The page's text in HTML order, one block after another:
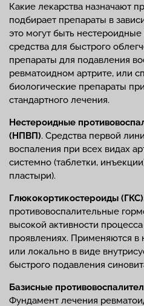
Какие лекарства назначают
подбирает препараты в
это могут быть
средства для быстрого
препараты для подавления
ревматоидном артрите, или
биологические препараты
стандартного лечения.
Нестероидные
(НПВП). Средства первой
воспаления при всех видах
системно (таблетки,
пластыри).
Глюкокортикостероиды (ГКС)
противовоспалительные
высокой активности
проявлениях. Применяются в
или локально в виде
быстрого подавления
Базисные
Фундамент лечения